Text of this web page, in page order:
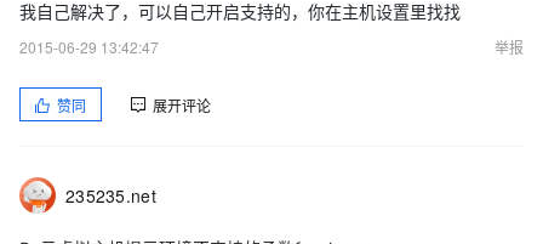
我自己解决了，可以自己开启支持的，你在主机设置里找找
2015-06-29 13:42:47
举报
赞同 展开评论
235235.net